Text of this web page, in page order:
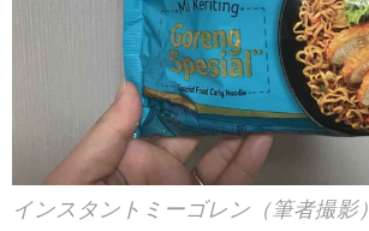
インスタントミーゴレン（筆者撮影）